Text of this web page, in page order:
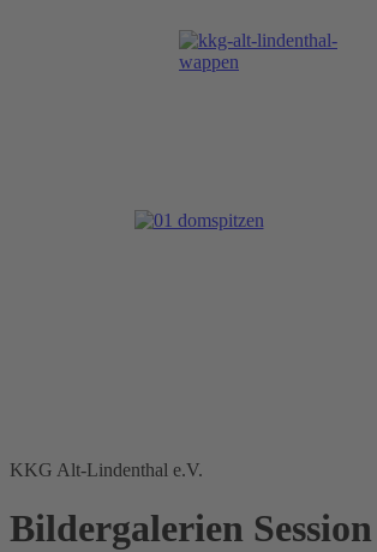
KKG Alt-Lindenthal e.V.
Bildergalerien